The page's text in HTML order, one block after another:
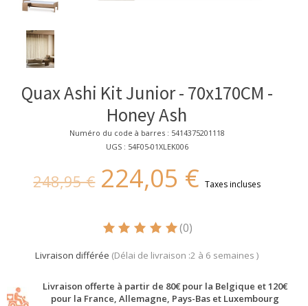
Quax Ashi Kit Junior - 70x170CM -
Honey Ash
Numéro du code à barres : 5414375201118
UGS : 54F05-01XLEK006
248,95 € 224,05 € Taxes incluses
Ce produit est évalué à
(0)
Livraison différée (Délai de livraison :2 à 6 semaines )
Livraison offerte à partir de 80€ pour la Belgique et 120€
pour la France, Allemagne, Pays-Bas et Luxembourg